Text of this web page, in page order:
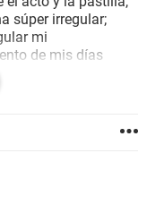
súper irregular;
mi
de mis días